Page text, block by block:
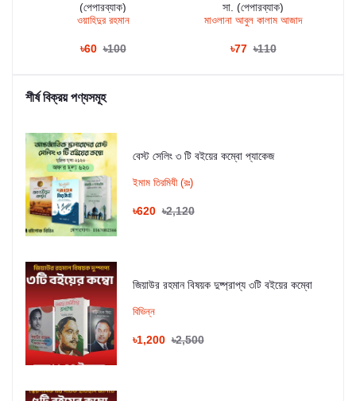
(পেপারব্যাক)
ওয়াহিদুর রহমান
৳60 ৳100
সা. (পেপারব্যাক)
মাওলানা আবুল কালাম আজাদ
৳77 ৳110
শীর্ষ বিক্রয় পণ্যসমূহ
বেস্ট সেলিং ৩ টি বইয়ের কম্বো প্যাকেজ
ইমাম তিরমিযী (রঃ)
৳620 ৳2,120
জিয়াউর রহমান বিষয়ক দুষ্প্রাপ্য ৩টি বইয়ের কম্বো
বিভিন্ন
৳1,200 ৳2,500